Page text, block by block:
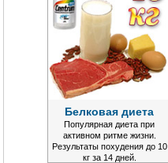
Белковая диета
Популярная диета при
активном ритме жизни.
Результаты похудения до 10
кг за 14 дней.